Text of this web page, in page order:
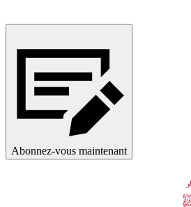
Abonnez-vous maintenant